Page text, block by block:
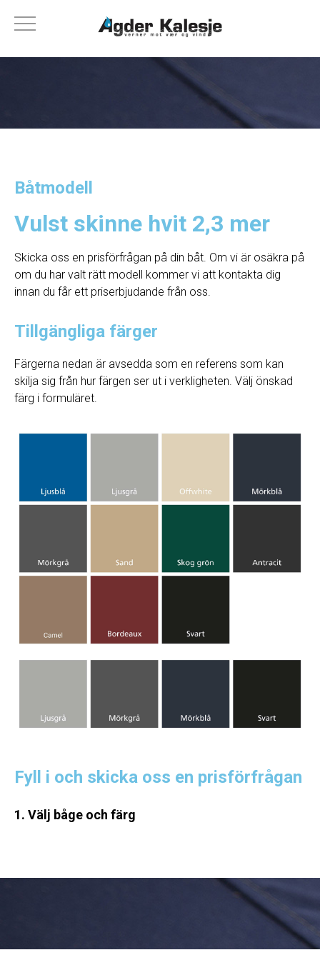
Båtmodell
Vulst skinne hvit 2,3 mer
Skicka oss en prisförfrågan på din båt. Om vi ​​är osäkra på
om du har valt rätt modell kommer vi att kontakta dig
innan du får ett priserbjudande från oss.
Tillgängliga färger
Färgerna nedan är avsedda som en referens som kan
skilja sig från hur färgen ser ut i verkligheten. Välj önskad
färg i formuläret.
Fyll i och skicka oss en prisförfrågan
1. Välj båge och färg